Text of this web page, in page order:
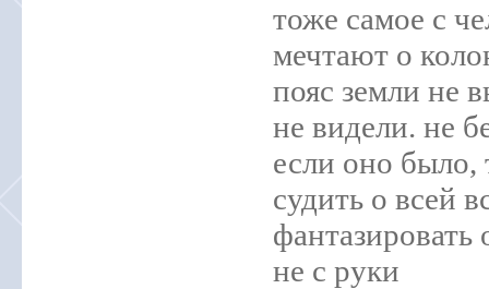
- это наша
тоже самое с
мечтают о
пояс земли не
не видели. не
если оно
судить о всей
фантазировать
не с руки